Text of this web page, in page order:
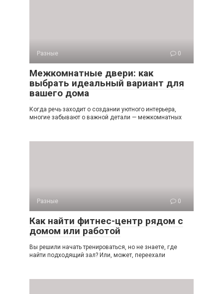
Разные 0
Межкомнатные двери: как
выбрать идеальный вариант для
вашего дома
Когда речь заходит о создании уютного интерьера,
многие забывают о важной детали — межкомнатных
Разные 0
Как найти фитнес-центр рядом с
домом или работой
Вы решили начать тренироваться, но не знаете, где
найти подходящий зал? Или, может, переехали